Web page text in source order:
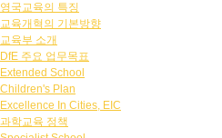
영국교육의 특징
교육개혁의 기본방향
교육부 소개
DfE 주요 업무목표
Extended School
Children's Plan
Excellence In Cities, EIC
과학교육 정책